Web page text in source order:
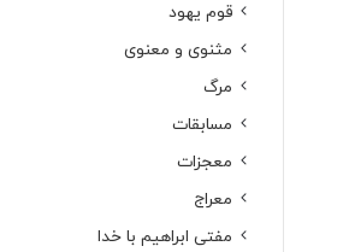
قوم یهود
مثنوی و معنوی
مرگ
مسابقات
معجزات
معراج
مفتی ابراهیم با خدا